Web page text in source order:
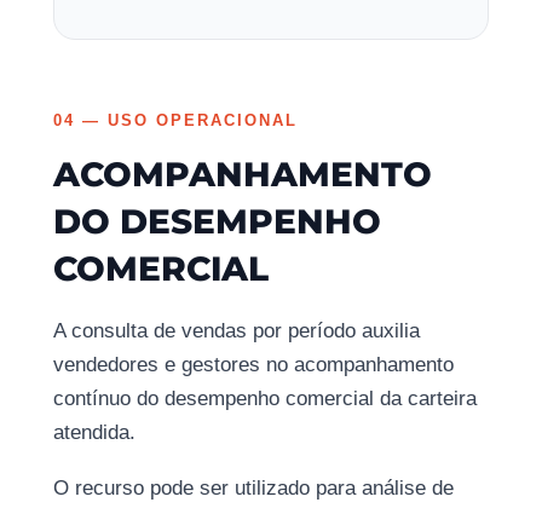
04 — USO OPERACIONAL
ACOMPANHAMENTO
DO DESEMPENHO
COMERCIAL
A consulta de vendas por período auxilia
vendedores e gestores no acompanhamento
contínuo do desempenho comercial da carteira
atendida.
O recurso pode ser utilizado para análise de